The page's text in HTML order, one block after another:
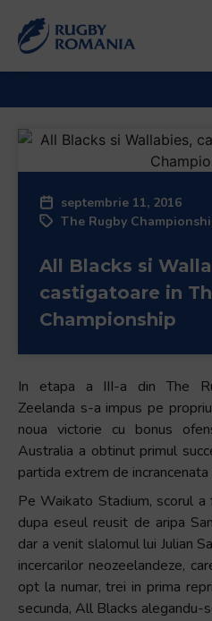
in
screen
Accessibility
reader,
"Ctrl
This
shortcut
activates
the
screen
reader
help
septembrie 11, 2016
The Rugby
All Blacks si
castigatoare in
Championship
In etapa a III-a din The
Zeelanda s-a impus pe
noua victorie cu bonus
Australia a obtinut primul
partida extrem de
Pe Waikato Stadium, scorul
dupa eseul reusit de aripa
dar a venit slalomul lui Julian
incercarilor neozeelandeze,
opt la numar, trei in prima
secunda, All Blacks alegandu-